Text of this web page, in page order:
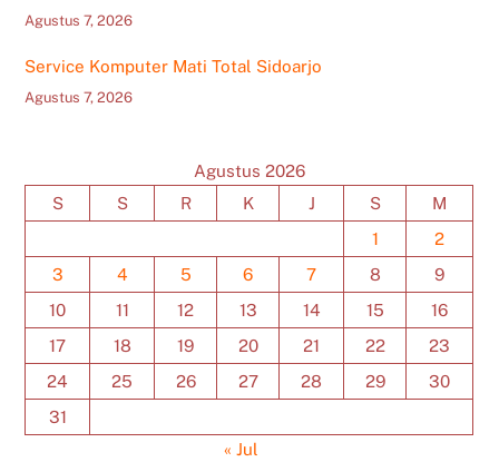
Agustus 7, 2026
Service Komputer Mati Total Sidoarjo
Agustus 7, 2026
Agustus 2026
S
S R K J S
M
1
2
3
4 5 6 7 8
9
10
11 12 13 14 15
16
17
18 19 20 21 22
23
24
25 26 27 28 29
30
31
« Jul